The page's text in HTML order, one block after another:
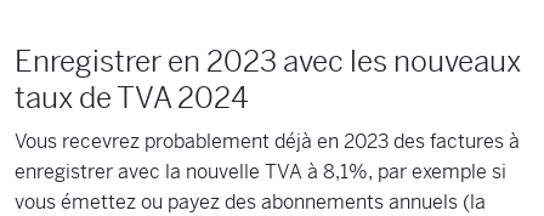
Enregistrer en 2023 avec les nouveaux
taux de TVA 2024
Vous recevrez probablement déjà en 2023 des factures à
enregistrer avec la nouvelle TVA à 8,1%, par exemple si
vous émettez ou payez des abonnements annuels (la